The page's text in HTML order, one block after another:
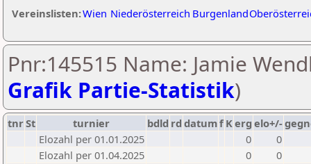
Vereinslisten:Wien Niederösterreich Burgenland
Pnr:145515 Name: Jamie
Grafik Partie-Statistik)
tnrSt turnier bdld rd datumf Kerg elo+/-
Elozahl per 01.01.2025
0
0
Elozahl per 01.04.2025
0
0